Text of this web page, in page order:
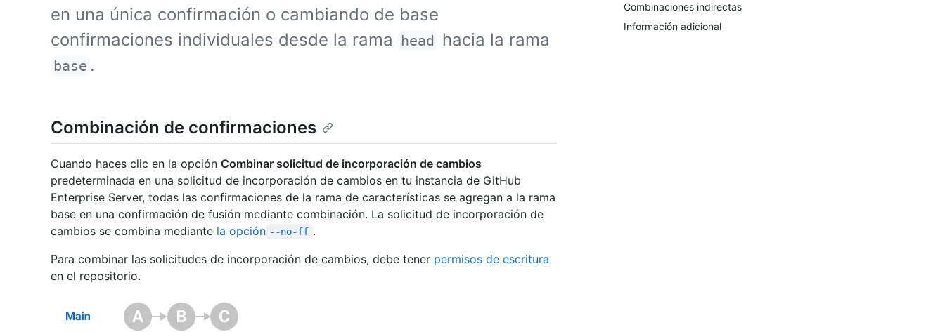
en una única confirmación o cambiando de base
confirmaciones individuales desde la rama
head hacia la rama
base .
Combinaciones indirectas
Información adicional
Combinación de confirmaciones
Cuando haces clic en la opción Combinar solicitud de incorporación de cambios
predeterminada en una solicitud de incorporación de cambios en tu instancia de GitHub
Enterprise Server, todas las confirmaciones de la rama de características se agregan a la rama
base en una confirmación de fusión mediante combinación. La solicitud de incorporación de
cambios se combina mediante la opción --no-ff .
Para combinar las solicitudes de incorporación de cambios, debe tener permisos de escritura
en el repositorio.